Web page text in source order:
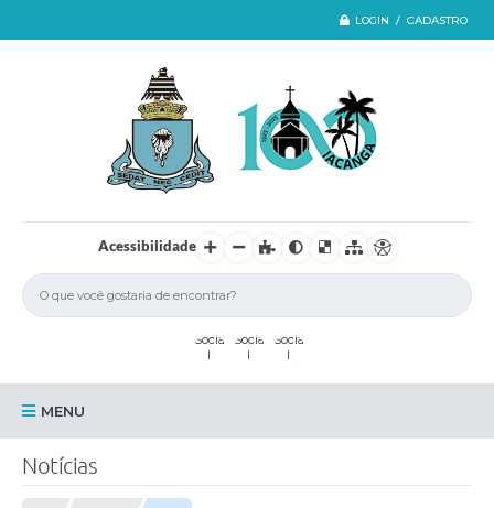
LOGIN / CADASTRO
Acessibilidade
MENU
Iacanga
Notícias